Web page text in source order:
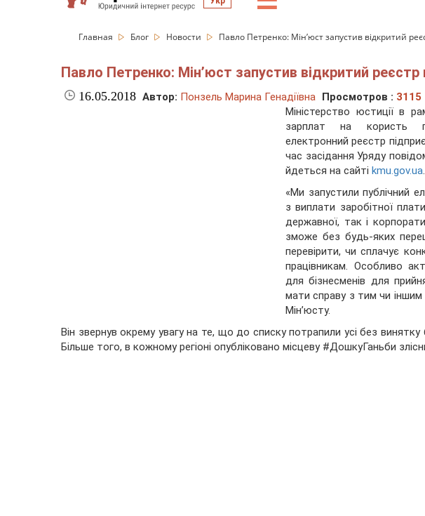
Главная Блог Новости Павло Петренко: Мін’юст запустив відкритий
Павло Петренко: Мін’юст запустив відкритий
16.05.2018 Автор: Понзель Марина Генадіївна Просмотров : 3115
Міністерство юстиції в
зарплат на користь
електронний реєстр
час засідання Уряду
йдеться на сайті kmu.gov.ua.
«Ми запустили публічний
з виплати заробітної
державної, так і
зможе без будь-яких
перевірити, чи сплачує
працівникам. Особливо
для бізнесменів для
мати справу з тим чи іншим
Мін’юсту.
Він звернув окрему увагу на те, що до списку потрапили усі без
Більше того, в кожному регіоні опубліковано місцеву #ДошкуГаньби